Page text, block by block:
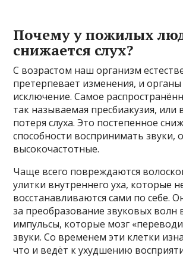
Почему у пожилых
снижается слух?
С возрастом наш организм
претерпевает изменения, и
исключение. Самое
так называемая пресбиакузия, или
потеря слуха. Это постепенное
способности воспринимать звуки,
высокочастотные.
Чаще всего повреждаются
улитки внутреннего уха, которые
восстанавливаются сами по себе.
за преобразование звуковых волн
импульсы, которые мозг
звуки. Со временем эти клетки
что и ведёт к ухудшению